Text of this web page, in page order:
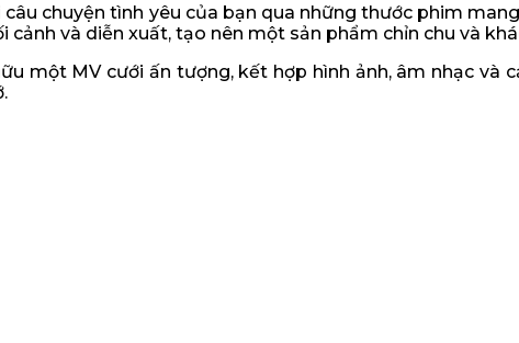
chuyện tình yêu của bạn qua những thước phim
và diễn xuất, tạo nên một sản phẩm chỉn chu và
một MV cưới ấn tượng, kết hợp hình ảnh, âm nhạc và